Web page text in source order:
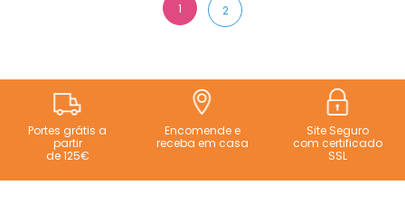
1 2
Portes grátis a
partir
de 125€
Encomende e
receba em casa
Site Seguro
com certificado
SSL